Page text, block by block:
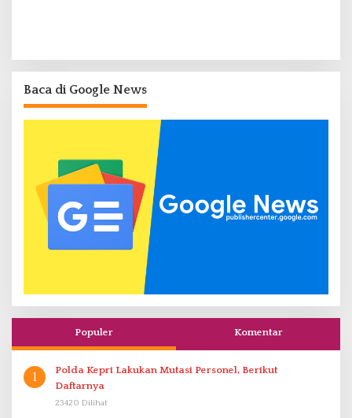
Baca di Google News
Populer Komentar
1
Polda Kepri Lakukan Mutasi Personel, Berikut
Daftarnya
23420 Dilihat